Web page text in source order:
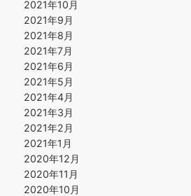
2021年10月
2021年9月
2021年8月
2021年7月
2021年6月
2021年5月
2021年4月
2021年3月
2021年2月
2021年1月
2020年12月
2020年11月
2020年10月